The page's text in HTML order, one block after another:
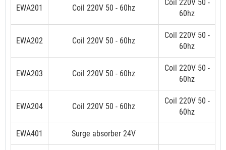
EWA201 Coil 220V 50 - 60hz
Coil 220V 50 -
60hz
EWA202 Coil 220V 50 - 60hz
Coil 220V 50 -
60hz
EWA203 Coil 220V 50 - 60hz
Coil 220V 50 -
60hz
EWA204 Coil 220V 50 - 60hz
Coil 220V 50 -
60hz
EWA401 Surge absorber 24V